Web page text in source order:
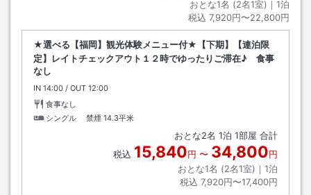
おとな1名 (2名1室)｜ 1泊
税込 7,920円〜22,800円
★選べる【福岡】観光体験メニュー付★【下期】【連泊限
定】レイトチェックアウト１２時でゆったりご滞在♪ 食事
なし
IN チェックイン
14:00 / OUT チェックアウト
12:00
食事なし
シングル 禁煙 14.3平米
おとな2名 1泊 1部屋 合計
税込 15,840円 〜 34,800円
おとな1名 (2名1室)｜ 1泊
税込 7,920円〜17,400円